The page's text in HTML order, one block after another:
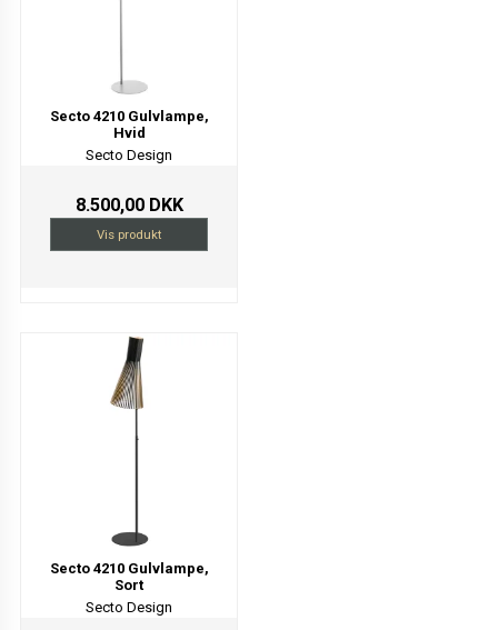
Secto 4210 Gulvlampe,
Hvid
Secto Design
8.500,00 DKK
Vis produkt
Secto 4210 Gulvlampe,
Sort
Secto Design